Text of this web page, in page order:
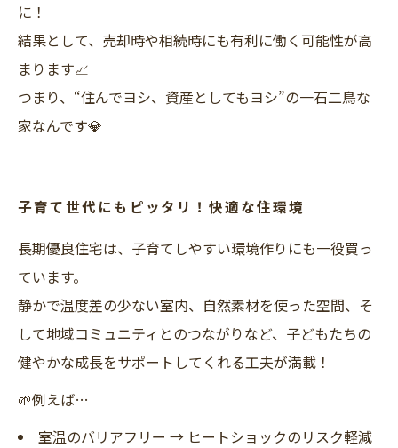
に！
結果として、売却時や相続時にも有利に働く可能性が高
まります📈
つまり、“住んでヨシ、資産としてもヨシ”の一石二鳥な
家なんです💎
子育て世代にもピッタリ！快適な住環境
長期優良住宅は、子育てしやすい環境作りにも一役買っ
ています。
静かで温度差の少ない室内、自然素材を使った空間、そ
して地域コミュニティとのつながりなど、子どもたちの
健やかな成長をサポートしてくれる工夫が満載！
🌱例えば…
室温のバリアフリー → ヒートショックのリスク軽減